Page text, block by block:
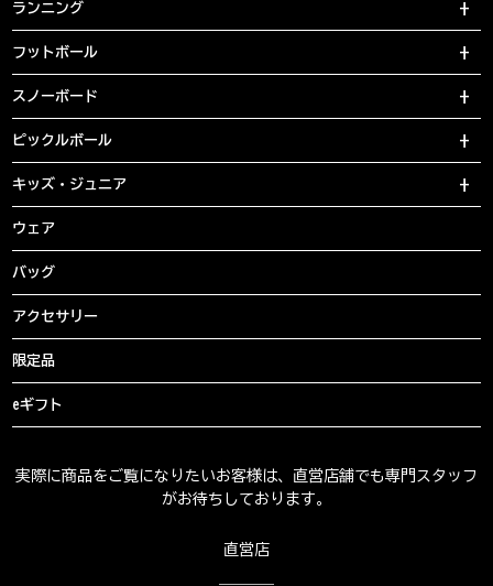
ランニング
フットボール
スノーボード
ピックルボール
キッズ・ジュニア
ウェア
バッグ
アクセサリー
限定品
eギフト
実際に商品をご覧になりたいお客様は、直営店舗でも専門スタッフ
がお待ちしております。
直営店